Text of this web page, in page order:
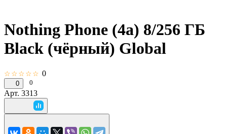
Nothing Phone (4a) 8/256 ГБ
Black (чёрный) Global
☆☆☆☆☆ 0
0 0
Арт. 3313